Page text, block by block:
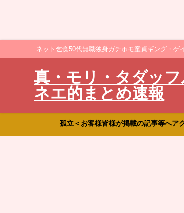
ネット乞食50代無職独身ガチホモ童貞ギング・
真・モリ・タダッ
ネエ的まとめ速報
孤立＜お客様皆様が掲載の記事等へア